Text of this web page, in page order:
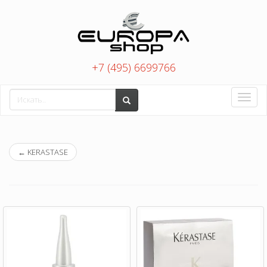
+7 (495) 6699766
Toggle
← KERASTASE